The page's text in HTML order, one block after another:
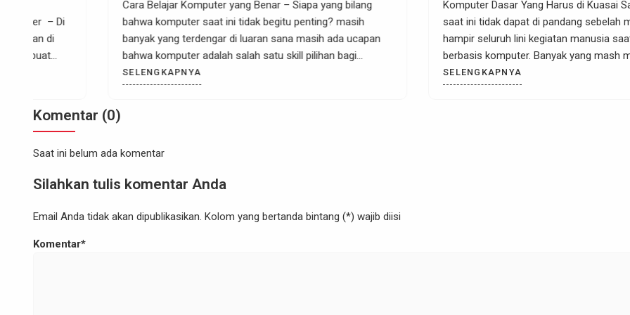
Cara Belajar Komputer yang Benar – Siapa yang bilang
bahwa komputer saat ini tidak begitu penting? masih
banyak yang terdengar di luaran sana masih ada ucapan
bahwa komputer adalah salah satu skill pilihan bagi
mereka yang bekerja di kantor- kantor besar saja. Akan
tetapi kalau kita lihat sekarang ini pada kenyataanya
komputer bukan hanya di […]
SELENGKAPNYA
Komputer Dasar Yang Harus di Kuasai Saat Ini –
saat ini tidak dapat di pandang sebelah mata, karena
hampir seluruh lini kegiatan manusia saat ini sudah
berbasis komputer. Banyak yang mash menganggap
bahwa skill komputer adalah sebagai opsi dalam
memasuki dunia kerja, terus terang saya mengatakan
SELENGKAPNYA
Komentar (0)
Saat ini belum ada komentar
Silahkan tulis komentar Anda
Email Anda tidak akan dipublikasikan. Kolom yang bertanda bintang (*) wajib diisi
Komentar*